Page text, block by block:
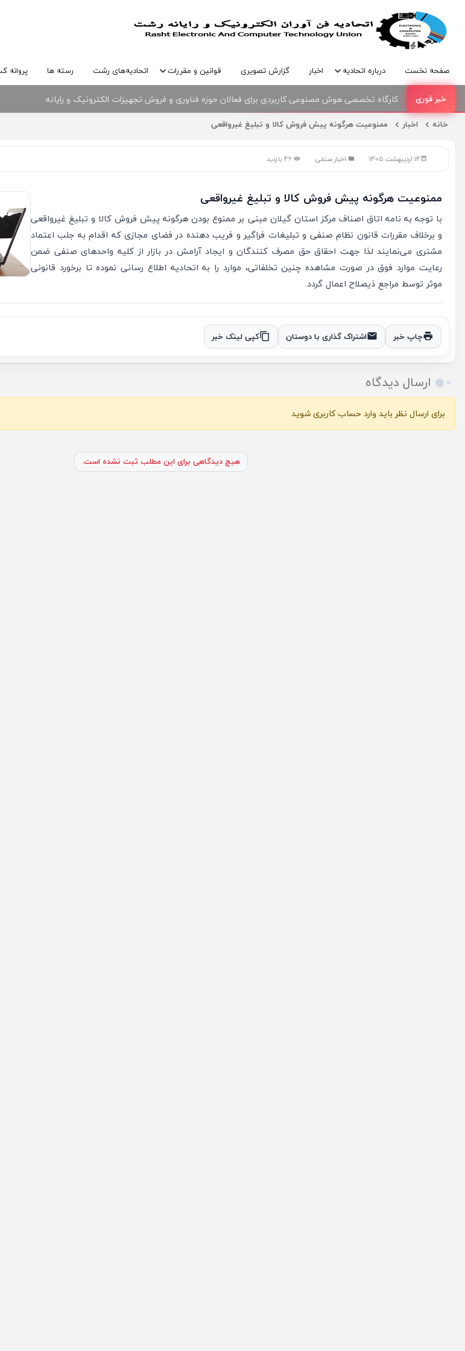
صفحه نخست درباره اتحادیه اخبار گزارش تصویری قوانین و مقررات اتحادیه‌های رشت رسته ها پروانه
کارگاه تخصصی هوش مصنوعی کاربردی برای فعالان حوزه فناوری و فروش تجهیزات الکترونیک و رایانه
امضای تفاهمنامه همکاری بین اتحادیه صنف فناوران الکترونیک و رایانه شهرستان رشت و پارک علم و فناوری گیلان
خانه اخبار ممنوعیت هرگونه پیش فروش کالا و تبلیغ غیرواقعی
14 اردیبهشت 1405 اخبار صنفی
ممنوعیت هرگونه پیش فروش کالا و تبلیغ غیرواقعی
با توجه به نامه اتاق اصناف مرکز استان گیلان مبنی بر ممنوع بودن هرگونه پیش فروش کالا و تبلیغ غیرواقعی
و برخلاف مقررات قانون نظام صنفی و تبلیغات فراگیر و فریب دهنده در فضای مجازی که اقدام به جلب اعتماد
مشتری می‌نمایند لذا جهت احقاق حق مصرف کنندگان و ایجاد آرامش در بازار از کلیه واحدهای صنفی ضمن
رعایت موارد فوق در صورت مشاهده چنین تخلفاتی، موارد را به اتحادیه اطلاع رسانی نموده تا برخورد قانونی
موثر توسط مراجع ذیصلاح اعمال گردد.
چاپ خبر اشتراک گذاری با دوستان کپی لینک خبر
ارسال دیدگاه
برای ارسال نظر باید وارد حساب کاربری شوید
هیچ دیدگاهی برای این مطلب ثبت نشده است.